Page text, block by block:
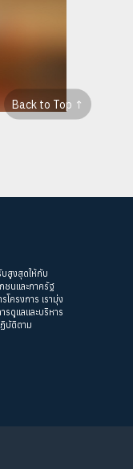
Back to Top ↑
บสูงสุดให้กับ
ชนและภาครัฐ
โครงการ เรามุ่ง
รดูแลและบริหาร
บัติตาม